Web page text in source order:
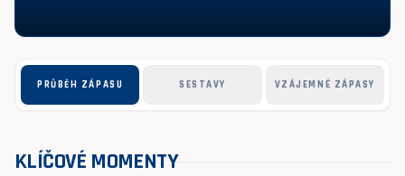
PRŮBĚH ZÁPASU SESTAVY VZÁJEMNÉ ZÁPASY
KLÍČOVÉ MOMENTY